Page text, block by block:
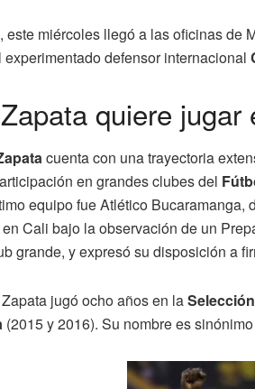
este miércoles llegó a las oficinas de
defensor internacional
quiere jugar
cuenta con una trayectoria
en grandes clubes del
equipo fue Atlético
Cali bajo la observación de un
grande, y expresó su disposición a
jugó ocho años en la
(2015 y 2016). Su nombre es